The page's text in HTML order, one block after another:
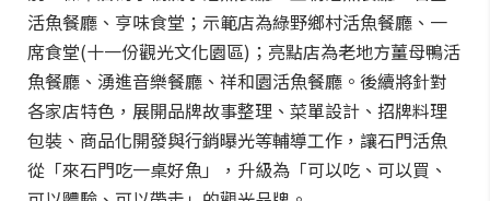
活魚餐廳、亨味食堂；示範店為綠野鄉村活魚餐廳、一
席食堂(十一份觀光文化園區)；亮點店為老地方薑母鴨活
魚餐廳、湧進音樂餐廳、祥和園活魚餐廳。後續將針對
各家店特色，展開品牌故事整理、菜單設計、招牌料理
包裝、商品化開發與行銷曝光等輔導工作，讓石門活魚
從「來石門吃一桌好魚」，升級為「可以吃、可以買、